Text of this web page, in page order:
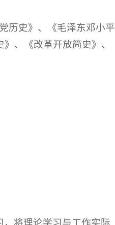
历史》、《毛泽东邓小平
、《改革开放简史》、
，将理论学习与工作实际